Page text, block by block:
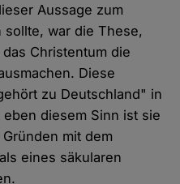
Aussage zum
war die These,
Christentum die
Diese
zu Deutschland" in
diesem Sinn ist sie
mit dem
eines säkularen